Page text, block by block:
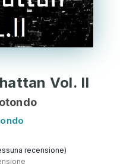
Vol. II
recensione)